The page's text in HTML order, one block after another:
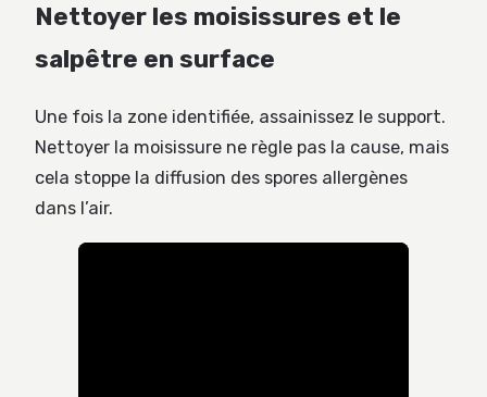
Nettoyer les moisissures et le
salpêtre en surface
Une fois la zone identifiée, assainissez le support.
Nettoyer la moisissure ne règle pas la cause, mais
cela stoppe la diffusion des spores allergènes
dans l’air.